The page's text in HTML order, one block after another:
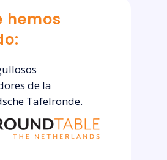
hemos
de la
Tafelronde.